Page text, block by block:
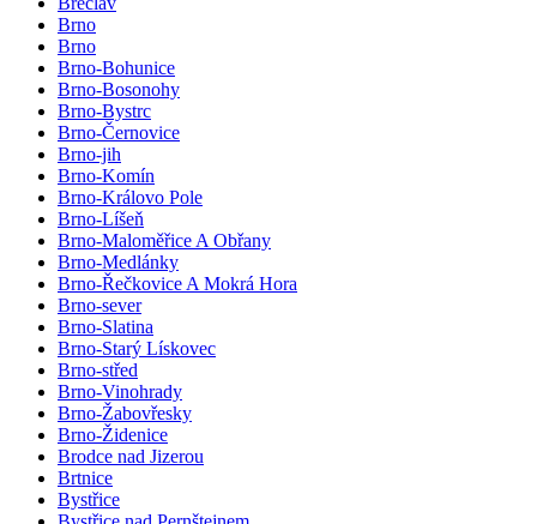
Brno
Brno
Brno-Bohunice
Brno-Bosonohy
Brno-Bystrc
Brno-Černovice
Brno-jih
Brno-Komín
Brno-Královo Pole
Brno-Líšeň
Brno-Maloměřice A Obřany
Brno-Medlánky
Brno-Řečkovice A Mokrá Hora
Brno-sever
Brno-Slatina
Brno-Starý Lískovec
Brno-střed
Brno-Vinohrady
Brno-Žabovřesky
Brno-Židenice
Brodce nad Jizerou
Brtnice
Bystřice